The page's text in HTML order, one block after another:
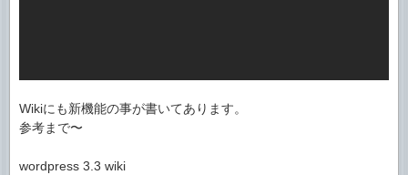
Wikiにも新機能の事が書いてあります。
参考まで〜
wordpress 3.3 wiki